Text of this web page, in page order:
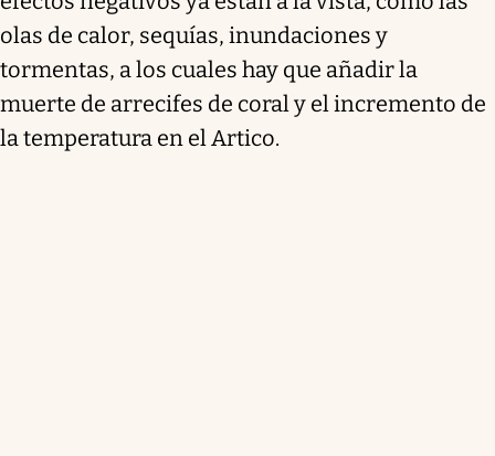
olas de calor, sequías, inundaciones y
tormentas, a los cuales hay que añadir la
muerte de arrecifes de coral y el incremento de
la temperatura en el Artico.